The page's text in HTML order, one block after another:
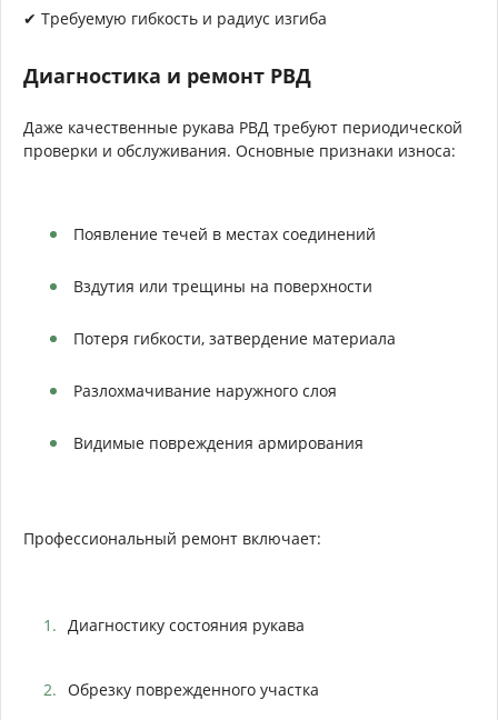
✔ Требуемую гибкость и радиус изгиба
Диагностика и ремонт РВД
Даже качественные рукава РВД требуют периодической
проверки и обслуживания. Основные признаки износа:
Появление течей в местах соединений
Вздутия или трещины на поверхности
Потеря гибкости, затвердение материала
Разлохмачивание наружного слоя
Видимые повреждения армирования
Профессиональный ремонт включает:
Диагностику состояния рукава
Обрезку поврежденного участка